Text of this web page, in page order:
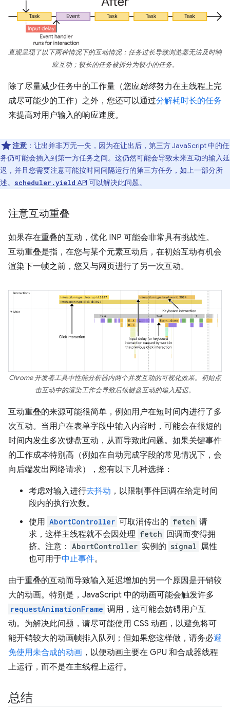
直观呈现了以下两种情况下的互动情况：任务过长导致浏览器无法及时响
应互动；较长的任务被拆分为较小的任务。
除了尽量减少任务中的工作量（您应始终努力在主线程上完
成尽可能少的工作）之外，您还可以通过分解耗时长的任务
来提高对用户输入的响应速度。
注意 ：让出并非万无一失，因为在让出后，第三方 JavaScript 中的任
务仍可能会插入到第一方任务之间。这仍然可能会导致未来互动的输入延
迟，并且您需要注意可能按时间间隔运行的第三方任务，如上一部分所
述。
scheduler.yield API 可以解决此问题。
注意互动重叠
如果存在重叠的互动，优化 INP 可能会非常具有挑战性。
互动重叠是指，在您与某个元素互动后，在初始互动有机会
渲染下一帧之前，您又与网页进行了另一次互动。
Chrome 开发者工具中性能分析器内两个并发互动的可视化效果。初始点
击互动中的渲染工作会导致后续键盘互动的输入延迟。
互动重叠的来源可能很简单，例如用户在短时间内进行了多
次互动。当用户在表单字段中输入内容时，可能会在很短的
时间内发生多次键盘互动，从而导致此问题。如果关键事件
的工作成本特别高（例如在自动完成字段的常见情况下，会
向后端发出网络请求），您有以下几种选择：
考虑对输入进行去抖动 ，以限制事件回调在给定时间
段内的执行次数。
使用 AbortController 可取消传出的 fetch 请
求，这样主线程就不会因处理 fetch 回调而变得拥
挤。注意： AbortController 实例的 signal 属性
也可用于中止事件。
由于重叠的互动而导致输入延迟增加的另一个原因是开销较
大的动画。特别是，JavaScript 中的动画可能会触发许多
requestAnimationFrame 调用，这可能会妨碍用户互
动。为解决此问题，请尽可能使用 CSS 动画，以避免将可
能开销较大的动画帧排入队列；但如果您这样做，请务必避
免使用未合成的动画 ，以便动画主要在 GPU 和合成器线程
上运行，而不是在主线程上运行。
总结